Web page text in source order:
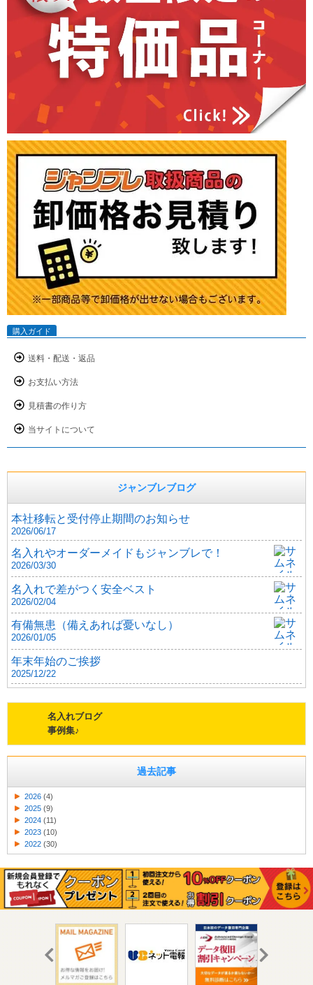
購入ガイド
送料・配送・返品
お支払い方法
見積書の作り方
当サイトについて
ジャンブレブログ
本社移転と受付停止期間のお知らせ
2026/06/17
名入れやオーダーメイドもジャンブレで！
2026/03/30
名入れで差がつく安全ベスト
2026/02/04
有備無患（備えあれば憂いなし）
2026/01/05
年末年始のご挨拶
2025/12/22
名入れブログ
事例集♪
過去記事
2026 (4)
2025 (9)
2024 (11)
2023 (10)
2022 (30)